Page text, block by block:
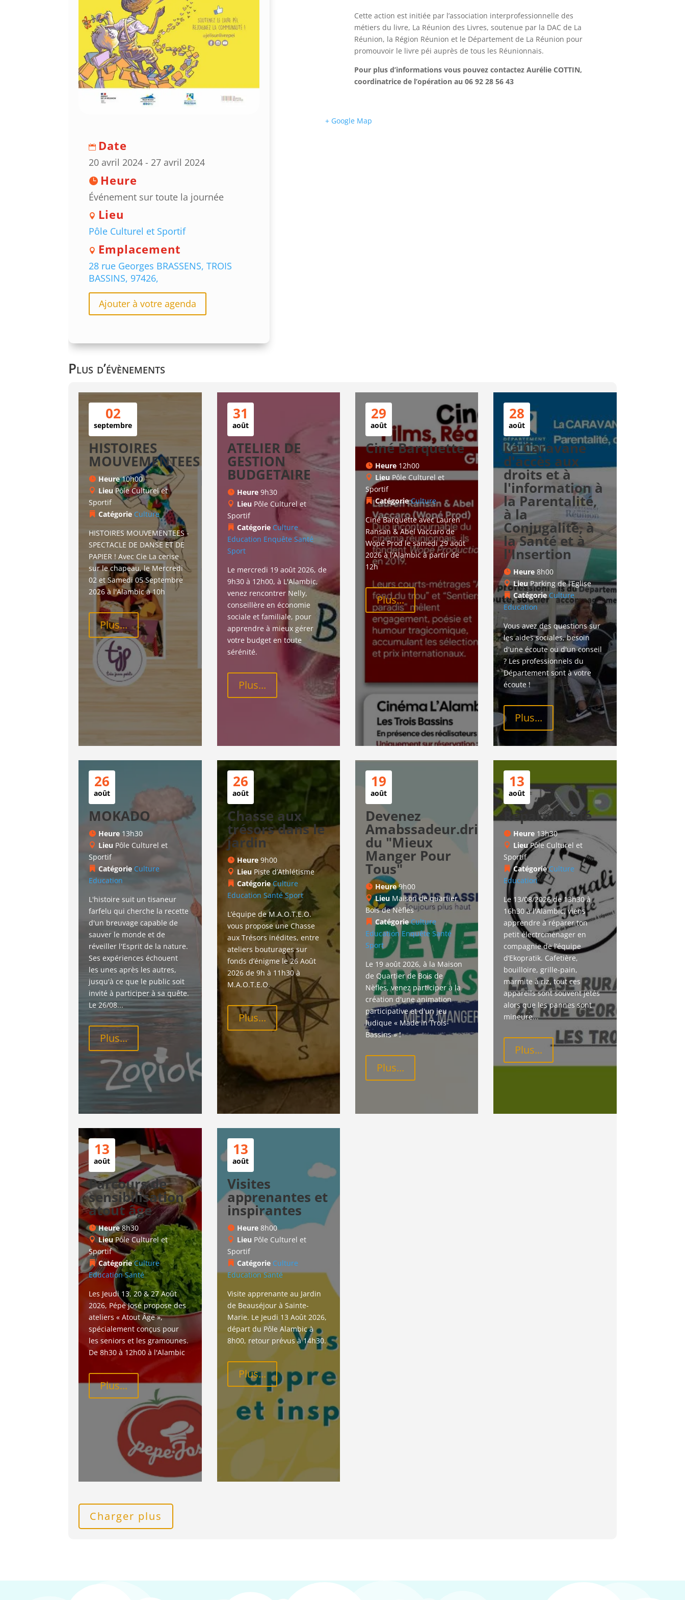
Date
20 avril 2024 - 27 avril 2024
Heure
Événement sur toute la journée
Lieu
Pôle Culturel et Sportif
Emplacement
28 rue Georges BRASSENS, TROIS
BASSINS, 97426,
Ajouter à votre agenda
Cette action est initiée par l’association interprofessionnelle des
métiers du livre, La Réunion des Livres, soutenue par la DAC de La
Réunion, la Région Réunion et le Département de La Réunion pour
promouvoir le livre péi auprès de tous les Réunionnais.
Pour plus d’informations vous pouvez contactez Aurélie COTTIN,
coordinatrice de l’opération au 06 92 28 56 43
+ Google Map
Plus d’évènements
02
septembre
HISTOIRES
MOUVEMENTEES
Heure10h00
LieuPôle Culturel et
Sportif
Catégorie Culture
HISTOIRES MOUVEMENTEES -
SPECTACLE DE DANSE ET DE
PAPIER ! Avec Cie La cerise
sur le chapeau, le Mercredi
02 et Samedi 05 Septembre
2026 à l'Alambic à 10h
Plus...
31
août
ATELIER DE
GESTION
BUDGETAIRE
Heure 9h30
Lieu Pôle Culturel et
Sportif
Catégorie Culture
Education Enquête Santé
Sport
Le mercredi 19 août 2026, de
9h30 à 12h00, à L'Alambic,
venez rencontrer Nelly,
conseillère en économie
sociale et familiale, pour
apprendre à mieux gérer
votre budget en toute
sérénité.
Plus...
29
août
Ciné Barquette
Heure 12h00
LieuPôle Culturel et
Sportif
CatégorieCulture
Ciné Barquette avec Lauren
Ransan & Abel Vaccaro de
Wopé Prod le samedi 29 août
2026 à l'Alambic à partir de
12h
Plus...
28
août
La Caravane
d'accès aux
droits et à
l'information à
la Parentalité,
à la
Conjugalité, à
la Santé et à
l'Insertion
Heure8h00
LieuParking de l’Eglise
CatégorieCulture
Education
Vous avez des questions sur
les aides sociales, besoin
d'une écoute ou d'un conseil
? Les professionnels du
Département sont à votre
écoute !
Plus...
26
août
MOKADO
Heure 13h30
Lieu Pôle Culturel et
Sportif
Catégorie Culture
Education
L'histoire suit un tisaneur
farfelu qui cherche la recette
d'un breuvage capable de
sauver le monde et de
réveiller l'Esprit de la nature.
Ses expériences échouent
les unes après les autres,
jusqu'à ce que le public soit
invité à participer à sa quête.
Le 26/08...
Plus...
26
août
Chasse aux
trésors dans le
jardin
Heure 9h00
Lieu Piste d’Athlétisme
CatégorieCulture
Education Santé Sport
L’équipe de M.A.O.T.E.O.
vous propose une Chasse
aux Trésors inédites, entre
ateliers bouturages sur
fonds d’énigme le 26 Août
2026 de 9h à 11h30 à
M.A.O.T.E.O.
Plus...
19
août
Devenez
Amabssadeur.drice
du "Mieux
Manger Pour
Tous"
Heure9h00
Lieu Maison de quartier
Bois de Nèfles
CatégorieCulture
Education Enquête Santé
Sport
Le 19 août 2026, à la Maison
de Quartier de Bois de
Nèfles, venez participer à la
création d'une animation
participative et d'un jeu
ludique « Made in Trois-
Bassins » !
Plus...
13
août
Réparali Kafé
Heure 13h30
LieuPôle Culturel et
Sportif
CatégorieCulture
Education
Le 13/08/2026 de 13h30 à
16h30 à l'Alambic, viens
apprendre à réparer ton
petit électroménager en
compagnie de l’équipe
d’Ekopratik. Cafetière,
bouilloire, grille-pain,
marmite à riz, tout ces
appareils sont souvent jetés
alors que les pannes sont
mineure...
Plus...
13
août
Parcours de
sensibilisation
atout âge
Heure8h30
LieuPôle Culturel et
Sportif
CatégorieCulture
Education Santé
Les Jeudi 13, 20 & 27 Août
2026, Pépé José propose des
ateliers « Atout Âge »,
spécialement conçus pour
les seniors et les gramounes.
De 8h30 à 12h00 à l'Alambic
Plus...
13
août
Visites
apprenantes et
inspirantes
Heure 8h00
Lieu Pôle Culturel et
Sportif
Catégorie Culture
Education Santé
Visite apprenante au Jardin
de Beauséjour à Sainte-
Marie. Le Jeudi 13 Août 2026,
départ du Pôle Alambic à
8h00, retour prévus à 14h30.
Plus...
Charger plus